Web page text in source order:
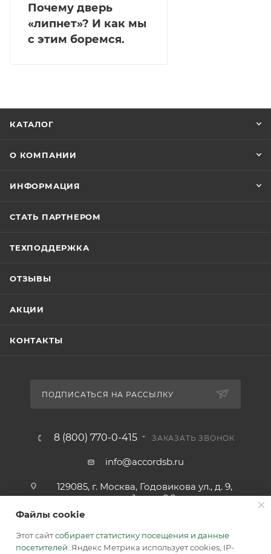
Почему дверь
«липнет»? И как мы
с этим боремся.
КАТАЛОГ
О КОМПАНИИ
ИНФОРМАЦИЯ
СТАТЬ ПАРТНЕРОМ
ТЕХПОДДЕРЖКА
ОТЗЫВЫ
АКЦИИ
КОНТАКТЫ
ПОДПИСАТЬСЯ НА РАССЫЛКУ
8 (800) 770-0-415 ЗАКАЗАТЬ ЗВОНОК
info@accordsb.ru
129085, г. Москва, Годовикова ул., д. 9,
стр. 1, пом. 2.2
Адрес для почтовой корреспонденции:
129085, г. Москва, а/я. 64
Файлы cookie
Этот сайтсобирает статистику посещения и данные
посетителей . Яндекс Метрика использует cookies, IP-